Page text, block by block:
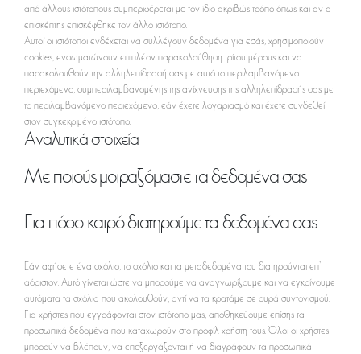
από άλλους ιστότοπους συμπεριφέρεται με τον ίδιο ακριβώς τρόπο όπως και αν ο
επισκέπτης επισκέφθηκε τον άλλο ιστότοπο.
Αυτοί οι ιστότοποι ενδέχεται να συλλέγουν δεδομένα για εσάς, χρησιμοποιούν
cookies, ενσωματώνουν επιπλέον παρακολούθηση τρίτου μέρους και να
παρακολουθούν την αλληλεπίδρασή σας με αυτό το περιλαμβανόμενο
περιεχόμενο, συμπεριλαμβανομένης της ανίχνευσης της αλληλεπίδρασής σας με
το περιλαμβανόμενο περιεχόμενο, εάν έχετε λογαριασμό και έχετε συνδεθεί
στον συγκεκριμένο ιστότοπο.
Αναλυτικά στοιχεία
Με ποιούς μοιραζόμαστε τα δεδομένα σας
Για πόσο καιρό διατηρούμε τα δεδομένα σας
Εάν αφήσετε ένα σχόλιο, το σχόλιο και τα μεταδεδομένα του διατηρούνται επ’
αόριστον. Αυτό γίνεται ώστε να μπορούμε να αναγνωρίζουμε και να εγκρίνουμε
αυτόματα τα σχόλια που ακολουθούν, αντί να τα κρατάμε σε ουρά συντονισμού.
Για χρήστες που εγγράφονται στον ιστότοπο μας, αποθηκεύουμε επίσης τα
προσωπικά δεδομένα που καταχωρούν στο προφίλ χρήστη τους. Όλοι οι χρήστες
μπορούν να βλέπουν, να επεξεργάζονται ή να διαγράφουν τα προσωπικά